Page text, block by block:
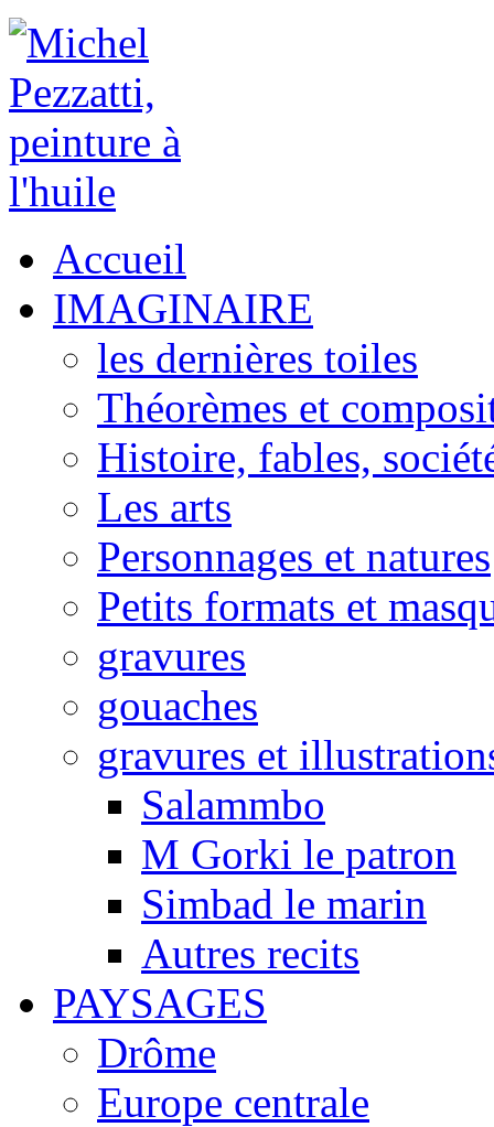
Accueil
IMAGINAIRE
les dernières toiles
Théorèmes et
Histoire, fables,
Les arts
Personnages et natures
Petits formats et
gravures
gouaches
gravures et
Salammbo
M Gorki le patron
Simbad le marin
Autres recits
PAYSAGES
Drôme
Europe centrale